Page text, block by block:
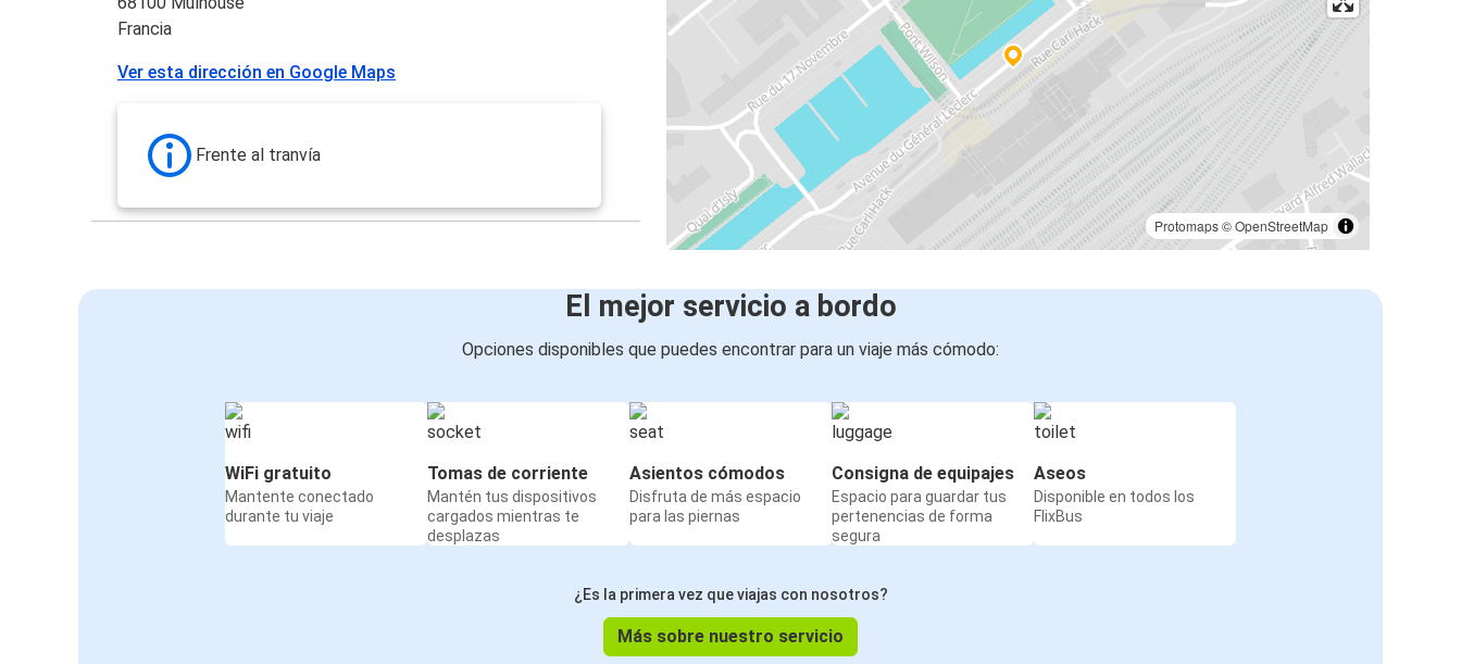
Protomaps©OpenStreetMap
Francia
Ver esta dirección en Google Maps
Frente al tranvía
El mejor servicio a bordo
Opciones disponibles que puedes encontrar para un viaje más cómodo:
WiFi gratuito
Mantente conectado
durante tu viaje
Tomas de corriente
Mantén tus dispositivos
cargados mientras te
desplazas
Asientos cómodos
Disfruta de más espacio
para las piernas
Consigna de equipajes
Espacio para guardar tus
pertenencias de forma
segura
Aseos
Disponible en todos los
FlixBus
¿Es la primera vez que viajas con nosotros?
Más sobre nuestro servicio